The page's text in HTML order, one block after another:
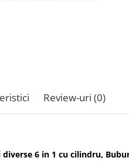
Review-uri (0)
6 in 1 cu cilindru,